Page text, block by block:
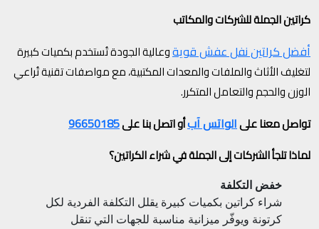
كراتين الجملة للشركات والمكاتب
أفضل كراتين نفل عفش قويةوعالية الجودة تُستخدم بكميات كبيرة
لتغليف الأثاث والملفات والمعدات المكتبية، مع مواصفات تقنية تُراعي
الوزن والحجم والتعامل المتكرر.
تواصل معنا علىالواتس آبأو اتصل بنا على96650185
لماذا تلجأ الشركات إلى الجملة في شراء الكراتين؟
خفض التكلفة
شراء كراتين بكميات كبيرة يقلل التكلفة الفردية لكل
كرتونة ويوفّر ميزانية مناسبة للجهات التي تنقل